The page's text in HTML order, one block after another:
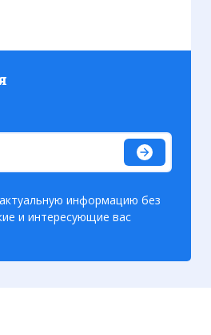
информацию без
и интересующие вас